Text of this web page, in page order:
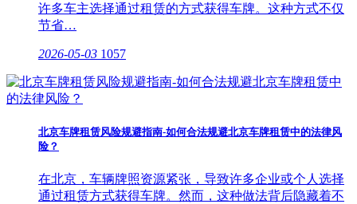
许多车主选择通过租赁的方式获得车牌。这种方式不仅
节省…
2026-05-03 1057
北京车牌租赁风险规避指南-如何合法规避北京车牌租赁中的法律风
险？
在北京，车辆牌照资源紧张，导致许多企业或个人选择
通过租赁方式获得车牌。然而，这种做法背后隐藏着不